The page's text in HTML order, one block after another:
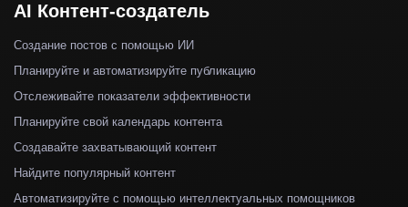
AI Контент-создатель
Создание постов с помощью ИИ
Планируйте и автоматизируйте публикацию
Отслеживайте показатели эффективности
Планируйте свой календарь контента
Создавайте захватывающий контент
Найдите популярный контент
Автоматизируйте с помощью интеллектуальных помощников